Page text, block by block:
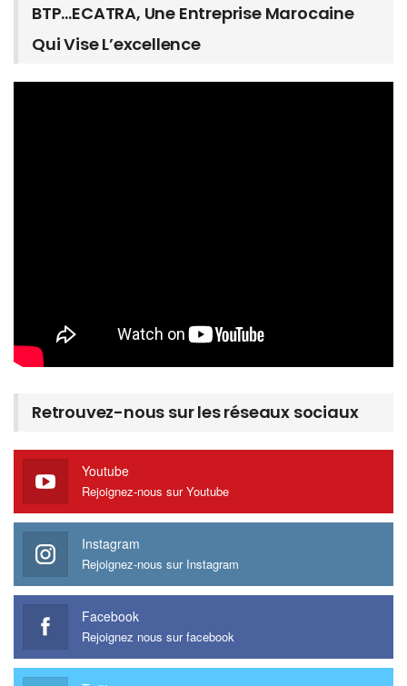
BTP…ECATRA, Une Entreprise Marocaine
Qui Vise L’excellence
Retrouvez-nous sur les réseaux sociaux
Youtube
Rejoignez-nous sur Youtube
Instagram
Rejoignez-nous sur Instagram
Facebook
Rejoignez nous sur facebook